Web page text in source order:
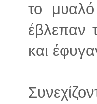
το
έβλεπαν
και